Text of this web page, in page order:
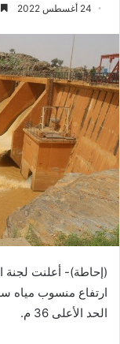
24 أغسطس 2022
(إحاطة)- أعلنت لجنة
الحد الأعلى 36 م.